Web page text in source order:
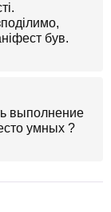
був.
выполнение
умных ?